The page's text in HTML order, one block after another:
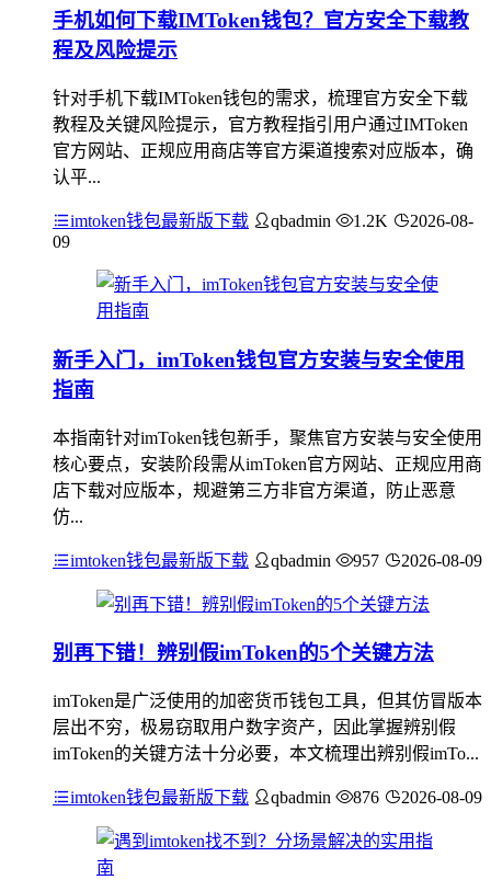
手机如何下载IMToken钱包？官方安全下载教
程及风险提示
针对手机下载IMToken钱包的需求，梳理官方安全下载
教程及关键风险提示，官方教程指引用户通过IMToken
官方网站、正规应用商店等官方渠道搜索对应版本，确
认平...
imtoken钱包最新版下载 qbadmin 1.2K
2026-08-
09
新手入门，imToken钱包官方安装与安全使用
指南
本指南针对imToken钱包新手，聚焦官方安装与安全使用
核心要点，安装阶段需从imToken官方网站、正规应用商
店下载对应版本，规避第三方非官方渠道，防止恶意
仿...
imtoken钱包最新版下载 qbadmin 957 2026-08-09
别再下错！辨别假imToken的5个关键方法
imToken是广泛使用的加密货币钱包工具，但其仿冒版本
层出不穷，极易窃取用户数字资产，因此掌握辨别假
imToken的关键方法十分必要，本文梳理出辨别假imTo...
imtoken钱包最新版下载 qbadmin 876 2026-08-09